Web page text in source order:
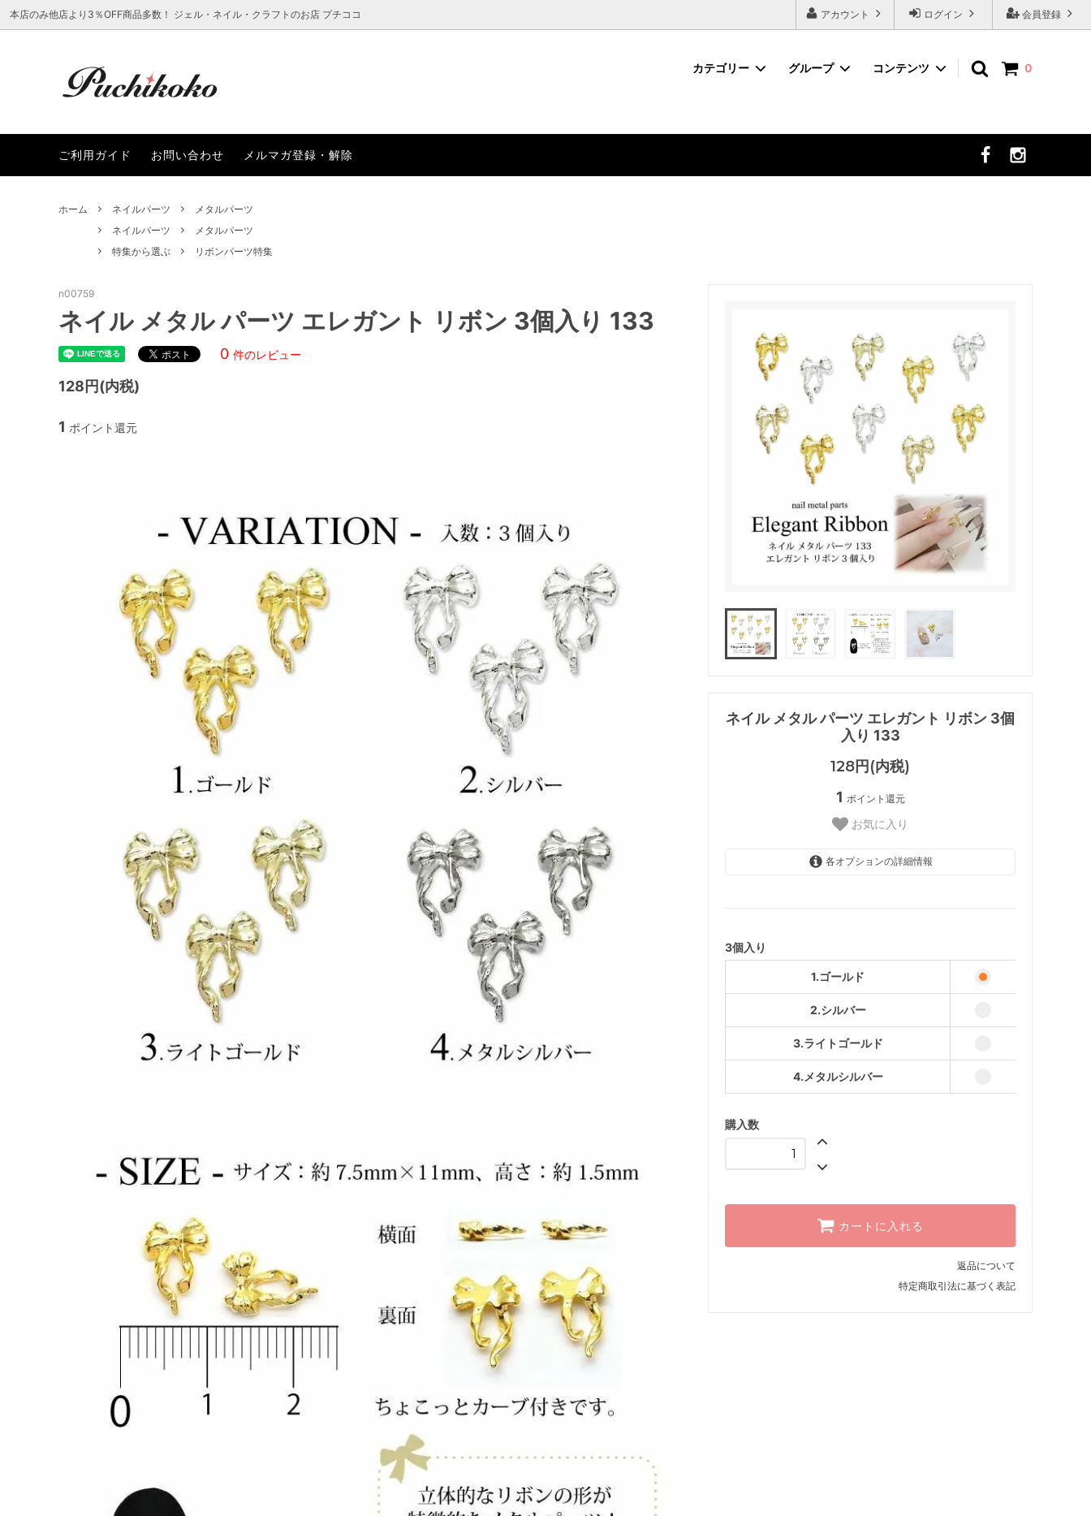
会員登録
ログイン
アカウント
本店のみ他店より3％OFF商品多数！ ジェル・ネイル・クラフトのお店 プチココ
0
カテゴリー
レジン・クラフト用品 ファッション雑貨
グループ
まつ毛エクステアイテムから選ぶ ブランドから選ぶ
コンテンツ
ご利用ガイド お問い合わせ メルマガ登録・解除
ホーム ネイルパーツ
メタルパーツ
ネイルパーツ
メタルパーツ
特集から選ぶ
リボンパーツ特集
ネイル メタル パーツ エレガント リボン 3個
入り 133
128円(内税)
1 ポイント還元
お気に入り
各オプションの詳細情報
3個入り
1.ゴールド
2.シルバー
3.ライトゴールド
4.メタルシルバー
購入数
カートに入れる
返品について
特定商取引法に基づく表記
n00759
ネイル メタル パーツ エレガント リボン 3個入り 133
0 件のレビュー
128円(内税)
1 ポイント還元